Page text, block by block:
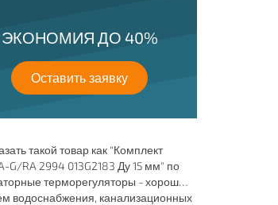
ЭКОНОМИЯ ДО 40%
Оставить заявку
такой товар как "Комплект
G/RA 2994 013G2183 Ду 15 мм" по
терморегуляторы - хорошо
водоснабжения, канализационных